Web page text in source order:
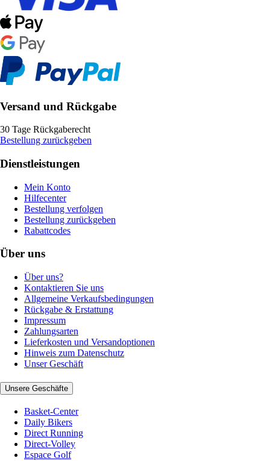
Versand und Rückgabe
30 Tage Rückgaberecht
Bestellung zurückgeben
Dienstleistungen
Mein Konto
Hilfecenter
Bestellung verfolgen
Bestellung zurückgeben
Rabattcodes
Über uns
Über uns?
Kontaktieren Sie uns
Allgemeine Verkaufsbedingungen
Rückgabe & Erstattung
Impressum
Zahlungsarten
Lieferkosten und Versandoptionen
Hinweis zum Datenschutz
Unser Geschäft
Unsere Geschäfte
Basket-Center
Daily Bikers
Direct Running
Direct-Volley
Espace Golf